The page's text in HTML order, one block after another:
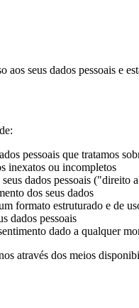
aos seus dados pessoais e
pessoais que tratamos
inexatos ou incompletos
dados pessoais ("direito
dos seus dados
formato estruturado e de
dados pessoais
dado a qualquer
através dos meios